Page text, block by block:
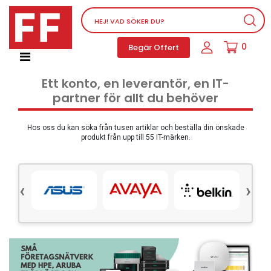
Begär Offert 0
Nätverksutrustning
Service, supportprogram och licenser
Mjukvara
Dator PC-utrustning
Tillbehör
Olika produkter
Kontorsmaterial
Ett konto, en leverantör, en IT-
partner för allt du behöver
Hos oss du kan söka från tusen artiklar och beställa din önskade
produkt från upp till 55 IT-märken.
‹ ›